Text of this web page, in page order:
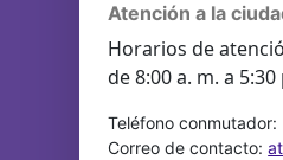
Atención a la
Horarios de
de 8:00 a. m. a
Teléfono
Correo de contacto: